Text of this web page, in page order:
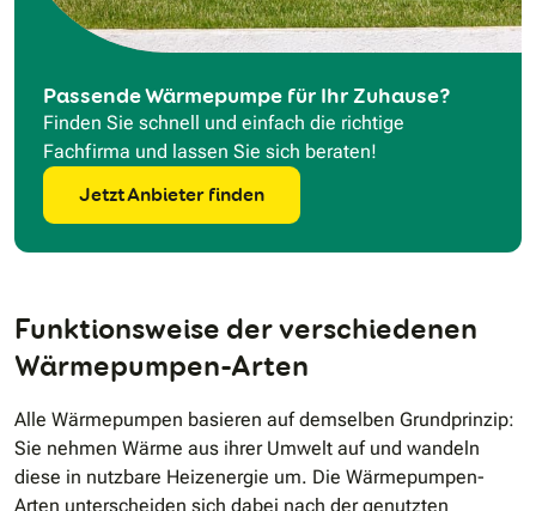
Passende Wärmepumpe für Ihr Zuhause?
Finden Sie schnell und einfach die richtige
Fachfirma und lassen Sie sich beraten!
Jetzt Anbieter finden
Funktionsweise der verschiedenen
Wärmepumpen-Arten
Alle Wärmepumpen basieren auf demselben Grundprinzip:
Sie nehmen Wärme aus ihrer Umwelt auf und wandeln
diese in nutzbare Heizenergie um. Die Wärmepumpen-
Arten unterscheiden sich dabei nach der genutzten